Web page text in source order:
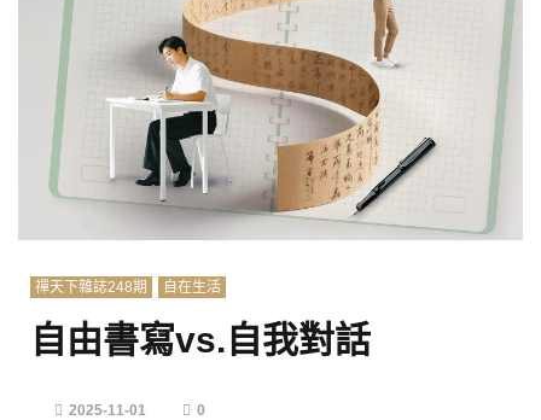
禪天下雜誌248期 自在生活
自由書寫vs.自我對話
2025-11-01 0